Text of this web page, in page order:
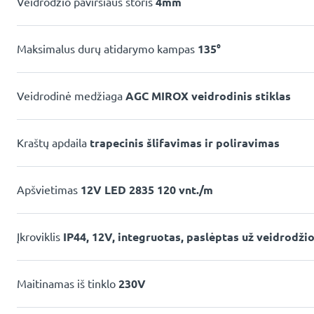
Maksimalus durų atidarymo kampas 135°
Veidrodinė medžiaga AGC MIROX veidrodinis stiklas
Kraštų apdaila trapecinis šlifavimas ir poliravimas
Apšvietimas 12V LED 2835 120 vnt./m
Įkroviklis IP44, 12V, integruotas, paslėptas už veidrodžio
Maitinamas iš tinklo 230V